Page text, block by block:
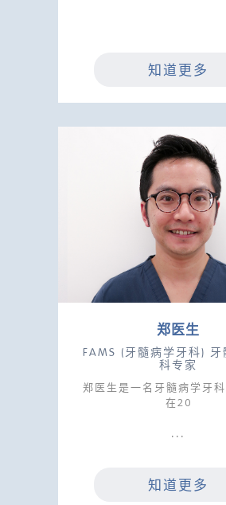
知道更多
郑医生
FAMS (牙髓病学牙科) 牙
科专家
郑医生是一名牙髓病学牙
在20
知道更多